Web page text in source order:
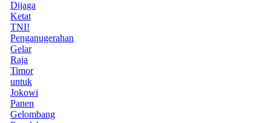
Dijaga
Ketat
TNI!
Penganugerahan
Gelar
Raja
Timor
untuk
Jokowi
Panen
Gelombang